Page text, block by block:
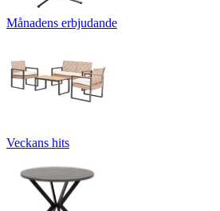
Månadens erbjudande
Veckans hits